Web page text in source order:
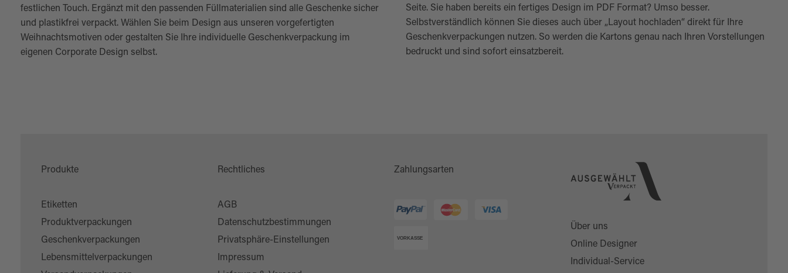
festlichen Touch. Ergänzt mit den passenden Füllmaterialien sind alle Geschenke sicher
und plastikfrei verpackt. Wählen Sie beim Design aus unseren vorgefertigten
Weihnachtsmotiven oder gestalten Sie Ihre individuelle Geschenkverpackung im
eigenen Corporate Design selbst.
Seite. Sie haben bereits ein fertiges Design im PDF Format? Umso besser.
Selbstverständlich können Sie dieses auch über „Layout hochladen“ direkt für Ihre
Geschenkverpackungen nutzen. So werden die Kartons genau nach Ihren Vorstellungen
bedruckt und sind sofort einsatzbereit.
Produkte
Etiketten
Produktverpackungen
Geschenkverpackungen
Lebensmittelverpackungen
Rechtliches
AGB
Datenschutzbestimmungen
Privatsphäre-Einstellungen
Impressum
Zahlungsarten
Über uns
Online Designer
Individual-Service